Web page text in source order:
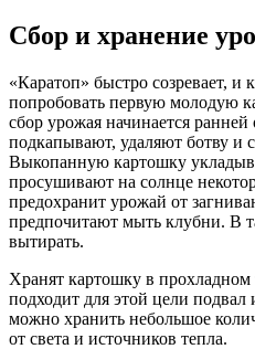
Сбор и хранение
«Каратоп» быстро созревает, и
попробовать первую молодую
сбор урожая начинается
подкапывают, удаляют ботву и
Выкопанную картошку
просушивают на солнце
предохранит урожай от
предпочитают мыть клубни. В
вытирать.
Хранят картошку в
подходит для этой цели
можно хранить небольшое
от света и источников тепла.